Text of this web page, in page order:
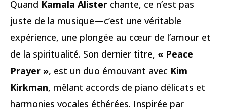
Quand Kamala Alister chante, ce n’est pas
juste de la musique—c’est une véritable
expérience, une plongée au cœur de l’amour et
de la spiritualité. Son dernier titre, « Peace
Prayer », est un duo émouvant avec Kim
Kirkman, mêlant accords de piano délicats et
harmonies vocales éthérées. Inspirée par